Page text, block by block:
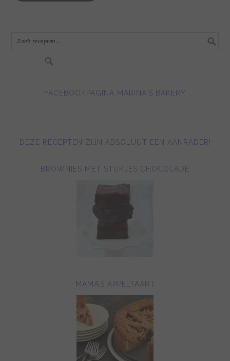
FACEBOOKPAGINA MARINA'S BAKERY
DEZE RECEPTEN ZIJN ABSOLUUT EEN AANRADER!
BROWNIES MET STUKJES CHOCOLADE
MAMA’S APPELTAART